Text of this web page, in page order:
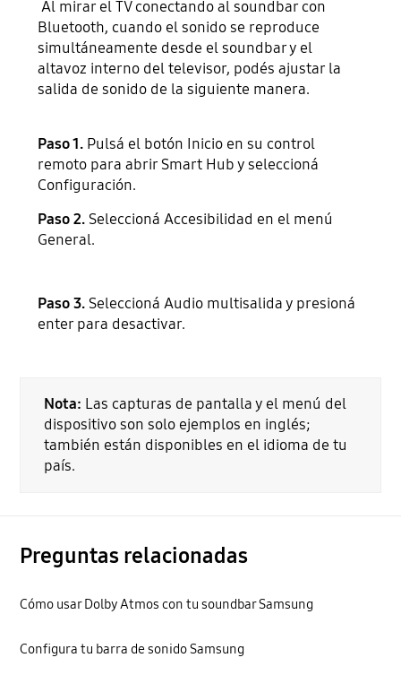
Al mirar el TV conectando al soundbar con
Bluetooth, cuando el sonido se reproduce
simultáneamente desde el soundbar y el
altavoz interno del televisor, podés ajustar la
salida de sonido de la siguiente manera.
Paso 1. Pulsá el botón Inicio en su control
remoto para abrir Smart Hub y seleccioná
Configuración.
Paso 2. Seleccioná Accesibilidad en el menú
General.
Paso 3. Seleccioná Audio multisalida y presioná
enter para desactivar.
Nota: Las capturas de pantalla y el menú del
dispositivo son solo ejemplos en inglés;
también están disponibles en el idioma de tu
país.
Preguntas relacionadas
Cómo usar Dolby Atmos con tu soundbar Samsung
Configura tu barra de sonido Samsung